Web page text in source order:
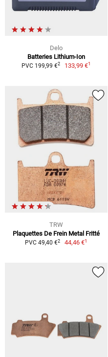
Delo
Batteries Lithium-Ion
PVC 199,99 €2 133,99 €1
TRW
Plaquettes De Frein Metal Fritté
PVC 49,40 €2 44,46 €1